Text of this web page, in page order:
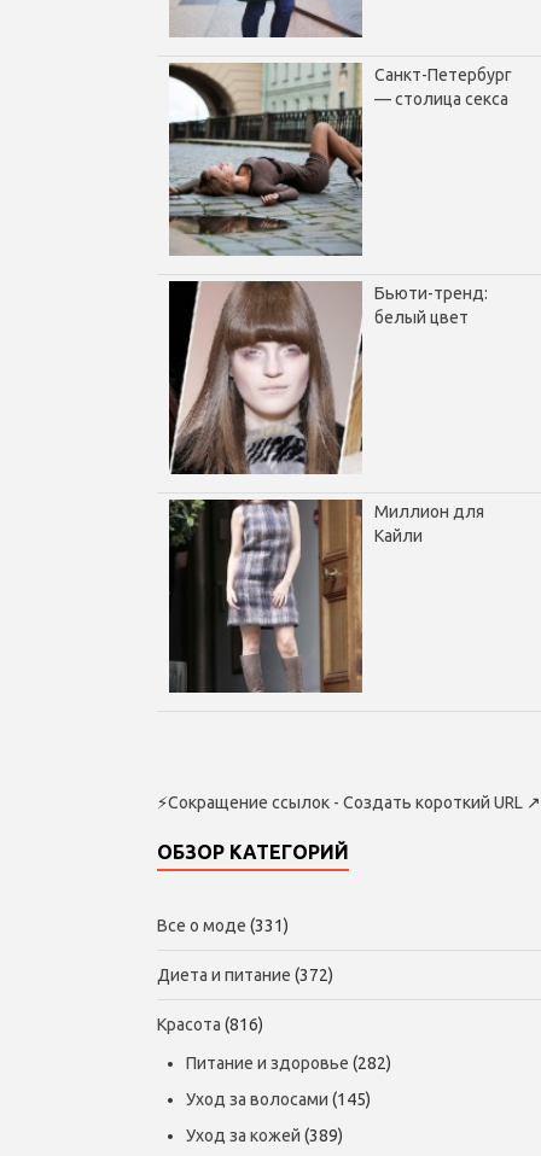
Санкт-Петербург
— столица секса
Бьюти-тренд:
белый цвет
Миллион для
Кайли
⚡Сокращение ссылок - Создать короткий URL ↗
ОБЗОР КАТЕГОРИЙ
Все о моде (331)
Диета и питание (372)
Красота (816)
Питание и здоровье (282)
Уход за волосами (145)
Уход за кожей (389)